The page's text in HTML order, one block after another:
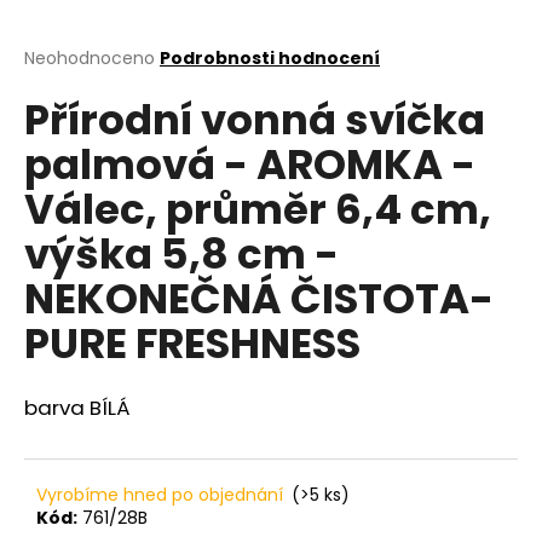
Průměrné
produktu
je
5
hvězdiček.
Neohodnoceno Podrobnosti hodnocení
Přírodní vonná svíčka
palmová - AROMKA -
Válec, průměr 6,4 cm,
výška 5,8 cm -
NEKONEČNÁ ČISTOTA-
PURE FRESHNESS
barva BÍLÁ
Vyrobíme hned po objednání (>5 ks)
Kód: 761/28B
j
t
?
HLEDAT
o
o
u
č